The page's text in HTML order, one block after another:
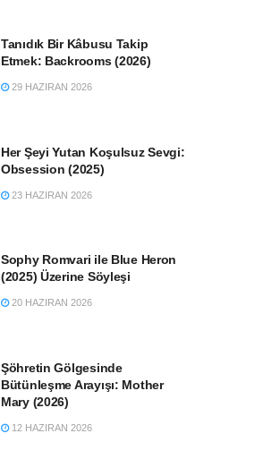
Tanıdık Bir Kâbusu Takip
Etmek: Backrooms (2026)
29 HAZIRAN 2026
Her Şeyi Yutan Koşulsuz Sevgi:
Obsession (2025)
23 HAZIRAN 2026
Sophy Romvari ile Blue Heron
(2025) Üzerine Söyleşi
20 HAZIRAN 2026
Şöhretin Gölgesinde
Bütünleşme Arayışı: Mother
Mary (2026)
12 HAZIRAN 2026